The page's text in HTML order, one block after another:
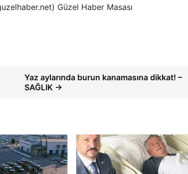
Güzel Haber Masası
Yaz aylarında burun kanamasına dikkat! –
SAĞLIK →